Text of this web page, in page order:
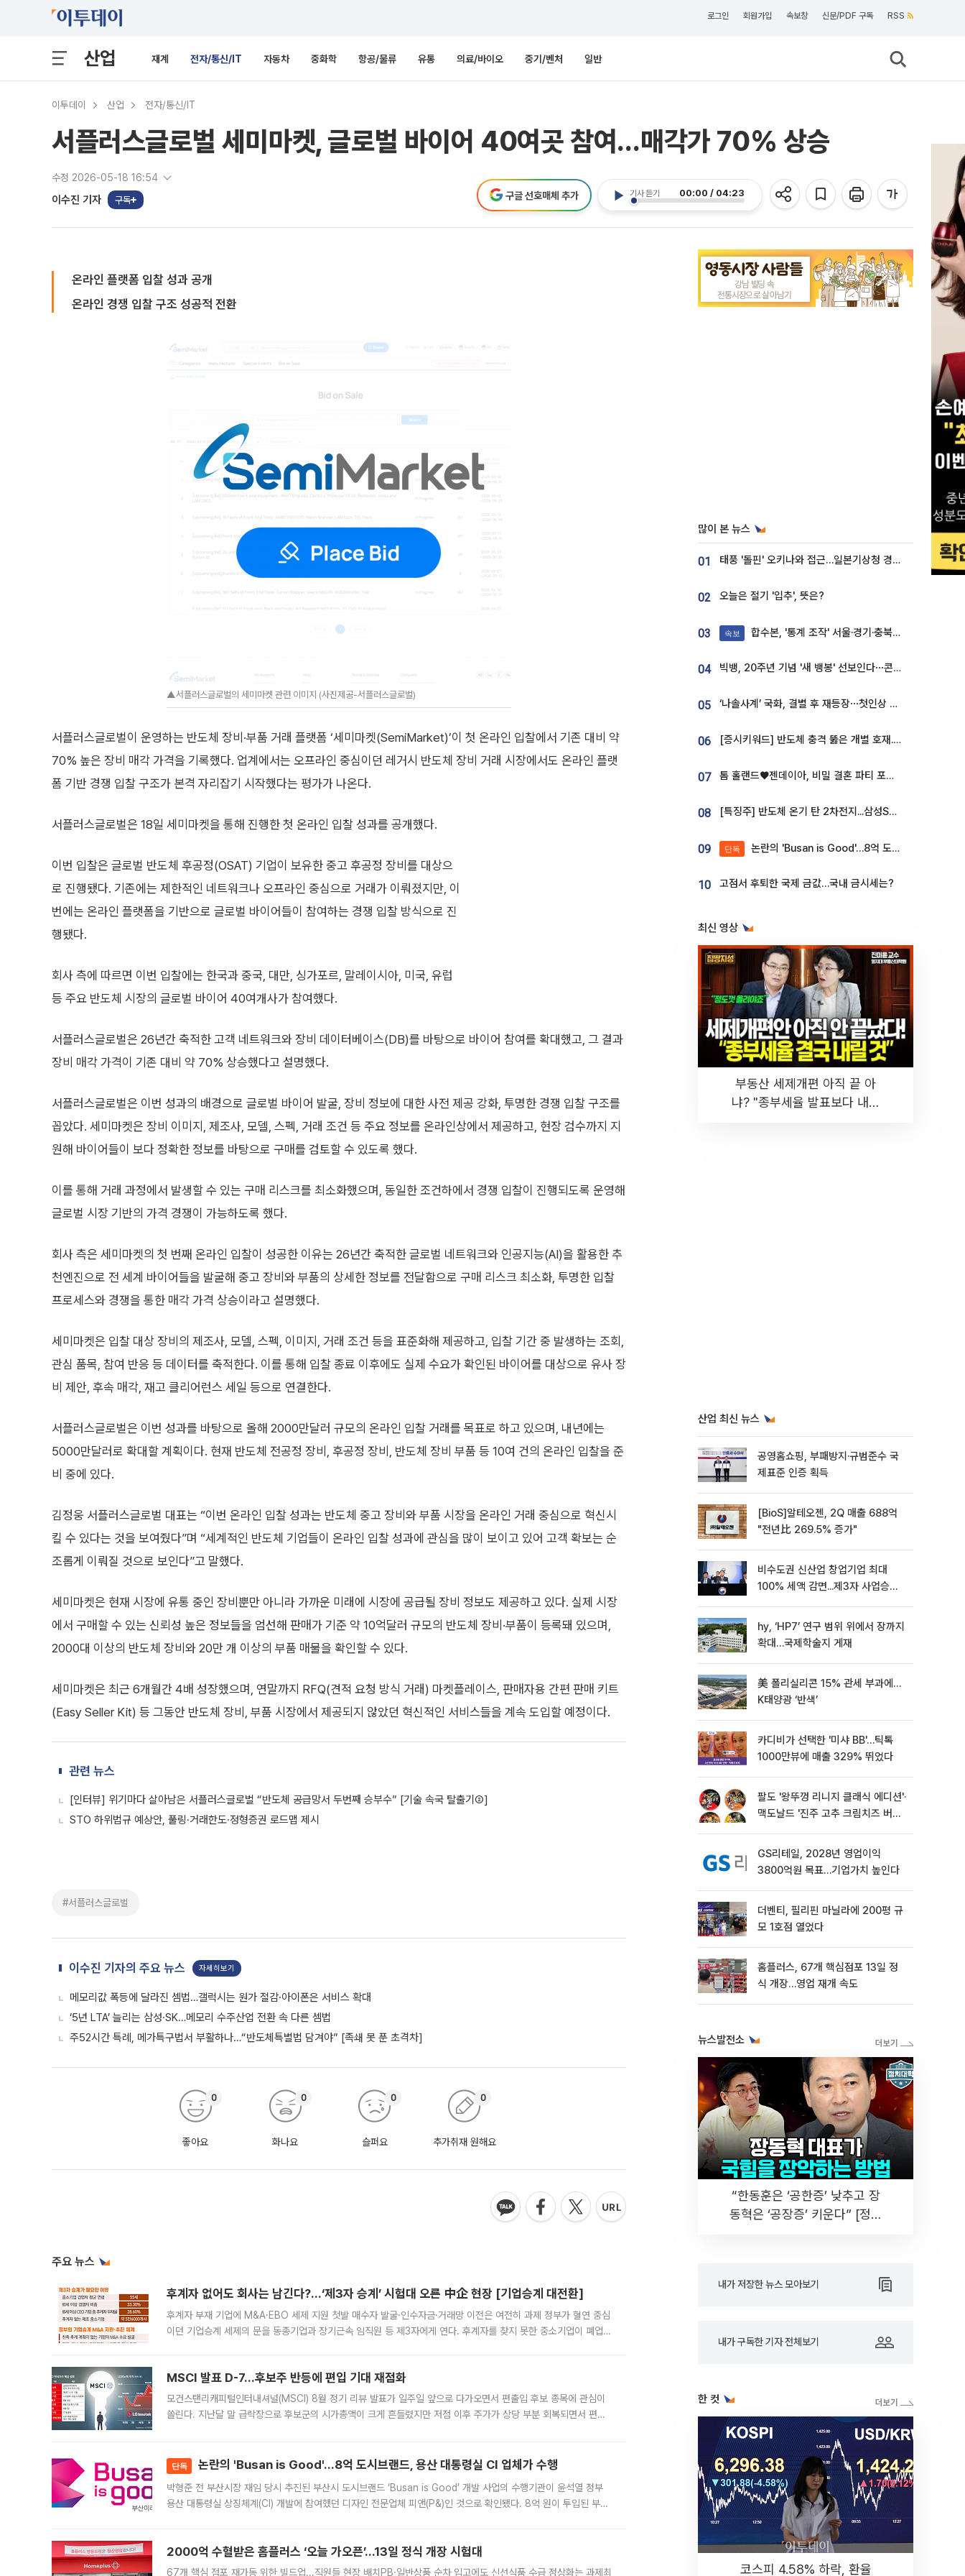
로그인 회원가입 속보창 신문/PDF 구독 RSS
산업 재계 전자/통신/IT 자동차 중화학 항공/물류 유통 의료/바이오 중기/벤처 일반
이투데이 산업 전자/통신/IT
서플러스글로벌 세미마켓, 글로벌 바이어 40여곳 참여…매각가 70% 상승
수정 2026-05-18 16:54
이수진 기자 구독
기사 듣기 00:00 / 04:23
구글 선호매체 추가
온라인 플랫폼 입찰 성과 공개
온라인 경쟁 입찰 구조 성공적 전환
▲서플러스글로벌의 세미마켓 관련 이미지 (사진제공-서플러스글로벌)
서플러스글로벌이 운영하는 반도체 장비·부품 거래 플랫폼 ‘세미마켓(SemiMarket)’이 첫 온라인 입찰에서 기존 대비 약
70% 높은 장비 매각 가격을 기록했다. 업계에서는 오프라인 중심이던 레거시 반도체 장비 거래 시장에서도 온라인 플랫
폼 기반 경쟁 입찰 구조가 본격 자리잡기 시작했다는 평가가 나온다.
서플러스글로벌은 18일 세미마켓을 통해 진행한 첫 온라인 입찰 성과를 공개했다.
이번 입찰은 글로벌 반도체 후공정(OSAT) 기업이 보유한 중고 후공정 장비를 대상으
로 진행됐다. 기존에는 제한적인 네트워크나 오프라인 중심으로 거래가 이뤄졌지만, 이
번에는 온라인 플랫폼을 기반으로 글로벌 바이어들이 참여하는 경쟁 입찰 방식으로 진
행됐다.
회사 측에 따르면 이번 입찰에는 한국과 중국, 대만, 싱가포르, 말레이시아, 미국, 유럽
등 주요 반도체 시장의 글로벌 바이어 40여개사가 참여했다.
서플러스글로벌은 26년간 축적한 고객 네트워크와 장비 데이터베이스(DB)를 바탕으로 바이어 참여를 확대했고, 그 결과
장비 매각 가격이 기존 대비 약 70% 상승했다고 설명했다.
서플러스글로벌은 이번 성과의 배경으로 글로벌 바이어 발굴, 장비 정보에 대한 사전 제공 강화, 투명한 경쟁 입찰 구조를
꼽았다. 세미마켓은 장비 이미지, 제조사, 모델, 스펙, 거래 조건 등 주요 정보를 온라인상에서 제공하고, 현장 검수까지 지
원해 바이어들이 보다 정확한 정보를 바탕으로 구매를 검토할 수 있도록 했다.
이를 통해 거래 과정에서 발생할 수 있는 구매 리스크를 최소화했으며, 동일한 조건하에서 경쟁 입찰이 진행되도록 운영해
글로벌 시장 기반의 가격 경쟁이 가능하도록 했다.
회사 측은 세미마켓의 첫 번째 온라인 입찰이 성공한 이유는 26년간 축적한 글로벌 네트워크와 인공지능(AI)을 활용한 추
천엔진으로 전 세계 바이어들을 발굴해 중고 장비와 부품의 상세한 정보를 전달함으로 구매 리스크 최소화, 투명한 입찰
프로세스와 경쟁을 통한 매각 가격 상승이라고 설명했다.
세미마켓은 입찰 대상 장비의 제조사, 모델, 스펙, 이미지, 거래 조건 등을 표준화해 제공하고, 입찰 기간 중 발생하는 조회,
관심 품목, 참여 반응 등 데이터를 축적한다. 이를 통해 입찰 종료 이후에도 실제 수요가 확인된 바이어를 대상으로 유사 장
비 제안, 후속 매각, 재고 클리어런스 세일 등으로 연결한다.
서플러스글로벌은 이번 성과를 바탕으로 올해 2000만달러 규모의 온라인 입찰 거래를 목표로 하고 있으며, 내년에는
5000만달러로 확대할 계획이다. 현재 반도체 전공정 장비, 후공정 장비, 반도체 장비 부품 등 10여 건의 온라인 입찰을 준
비 중에 있다.
김정웅 서플러스글로벌 대표는 “이번 온라인 입찰 성과는 반도체 중고 장비와 부품 시장을 온라인 거래 중심으로 혁신시
킬 수 있다는 것을 보여줬다”며 “세계적인 반도체 기업들이 온라인 입찰 성과에 관심을 많이 보이고 있어 고객 확보는 순
조롭게 이뤄질 것으로 보인다”고 말했다.
세미마켓은 현재 시장에 유통 중인 장비뿐만 아니라 가까운 미래에 시장에 공급될 장비 정보도 제공하고 있다. 실제 시장
에서 구매할 수 있는 신뢰성 높은 정보들을 엄선해 판매가 기준 약 10억달러 규모의 반도체 장비·부품이 등록돼 있으며,
2000대 이상의 반도체 장비와 20만 개 이상의 부품 매물을 확인할 수 있다.
세미마켓은 최근 6개월간 4배 성장했으며, 연말까지 RFQ(견적 요청 방식 거래) 마켓플레이스, 판매자용 간편 판매 키트
(Easy Seller Kit) 등 그동안 반도체 장비, 부품 시장에서 제공되지 않았던 혁신적인 서비스들을 계속 도입할 예정이다.
관련 뉴스
[인터뷰] 위기마다 살아남은 서플러스글로벌 “반도체 공급망서 두번째 승부수” [기술 속국 탈출기②]
STO 하위법규 예상안, 풀링·거래한도·정형증권 로드맵 제시
#서플러스글로벌
이수진 기자의 주요 뉴스 자세히보기
메모리값 폭등에 달라진 셈법…갤럭시는 원가 절감·아이폰은 서비스 확대
‘5년 LTA’ 늘리는 삼성·SK…메모리 수주산업 전환 속 다른 셈법
주52시간 특례, 메가특구법서 부활하나…“반도체특별법 담겨야” [족쇄 못 푼 초격차]
좋아요
0
화나요
0
슬퍼요
0
추가취재 원해요
0
주요 뉴스
후계자 없어도 회사는 남긴다?…‘제3자 승계’ 시험대 오른 中企 현장 [기업승계 대전환]
후계자 부재 기업에 M&A·EBO 세제 지원 첫발 매수자 발굴·인수자금·거래망 이전은 여전히 과제 정부가 혈연 중심
이던 기업승계 세제의 문을 동종기업과 장기근속 임직원 등 제3자에게 연다. 후계자를 찾지 못한 중소기업이 폐업
MSCI 발표 D-7…후보주 반등에 편입 기대 재점화
모건스탠리캐피털인터내셔널(MSCI) 8월 정기 리뷰 발표가 일주일 앞으로 다가오면서 편출입 후보 종목에 관심이
쏠린다. 지난달 말 급락장으로 후보군의 시가총액이 크게 흔들렸지만 저점 이후 주가가 상당 부분 회복되면서 편입
단독 논란의 'Busan is Good'…8억 도시브랜드, 용산 대통령실 CI 업체가 수행
박형준 전 부산시장 재임 당시 추진된 부산시 도시브랜드 ‘Busan is Good’ 개발 사업의 수행기관이 윤석열 정부
용산 대통령실 상징체계(CI) 개발에 참여했던 디자인 전문업체 피앤(P&)인 것으로 확인됐다. 8억 원이 투입된 부산
2000억 수혈받은 홈플러스 ‘오늘 가오픈’...13일 정식 개장 시험대
67개 핵심 점포 재가동 위한 빌드업...직원들 현장 배치PB·일반상품 순차 입고에도 신선식품 수급 정상화는 과제최
많이 본 뉴스
01 태풍 '돌핀' 오키나와 접근…일본기상청 경로 업데이트
02 오늘은 절기 '입추', 뜻은?
03 속보 합수본, '통계 조작' 서울·경기·충북 선관위 등 추가 압수수색
04 빅뱅, 20주년 기념 '새 뱅봉' 선보인다⋯콘서트 앞두고 팝업 개최
05 ‘나솔사계’ 국화, 결별 후 재등장⋯첫인상 투표 휩쓸고 ‘인기녀’ 등극
06 [증시키워드] 반도체 충격 뚫은 개별 호재...포스코퓨처엠·에코프로·한화솔루션 '눈길'
07 톰 홀랜드♥젠데이아, 비밀 결혼 파티 포착⋯호텔 대관비만 9억
08 [특징주] 반도체 온기 탄 2차전지...삼성SDI, 장 초반 7% 넘게 껑충
09 단독 논란의 'Busan is Good'…8억 도시브랜드, 용산 대통령실 CI 업체가 수행
10 고점서 후퇴한 국제 금값…국내 금시세는?
최신 영상
부동산 세제개편 아직 끝 아
냐? "종부세율 발표보다 내릴
산업 최신 뉴스
공영홈쇼핑, 부패방지·규범준수 국
제표준 인증 획득
[BioS]알테오젠, 2Q 매출 688억
"전년比 269.5% 증가"
비수도권 신산업 창업기업 최대
100% 세액 감면...제3자 사업승계
hy, ‘HP7’ 연구 범위 위에서 장까지
확대…국제학술지 게재
美 폴리실리콘 15% 관세 부과에…
K태양광 ‘반색’
카디비가 선택한 '미샤 BB'…틱톡
1000만뷰에 매출 329% 뛰었다
팔도 '왕뚜껑 리니지 클래식 에디션'·
맥도날드 '진주 고추 크림치즈 버거'
GS리테일, 2028년 영업이익
3800억원 목표…기업가치 높인다
더벤티, 필리핀 마닐라에 200평 규
모 1호점 열었다
홈플러스, 67개 핵심점포 13일 정
식 개장…영업 재개 속도
뉴스발전소
“한동훈은 ‘공한증’ 낮추고 장
동혁은 ‘공장증’ 키운다” [정치
내가 저장한 뉴스 모아보기
내가 구독한 기자 전체보기
한 컷
코스피 4.58% 하락, 환율